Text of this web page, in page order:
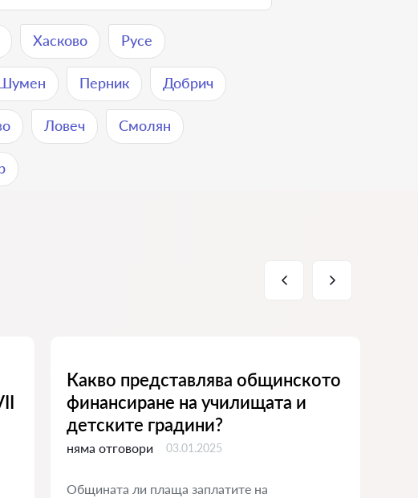
Хасково Русе
Перник Добрич
Ловеч Смолян
Какво представлява общинското
финансиране на училищата и
детските градини?
няма отговори 03.01.2025
Общината ли плаща заплатите на